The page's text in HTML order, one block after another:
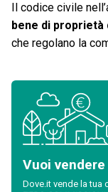
Il codice civile
bene di
che regolano la
Vuoi
Dove.it vende la tua